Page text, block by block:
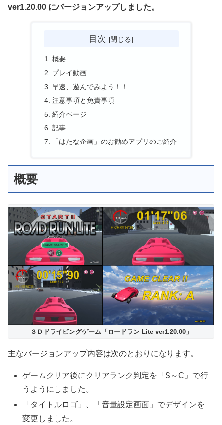
ver1.20.00 にバージョンアップしました。
目次
概要
プレイ動画
早速、遊んでみよう！！
注意事項と免責事項
紹介ページ
記事
「はたな企画」のお勧めアプリのご紹介
概要
３Ｄドライビングゲーム「ロードラン Lite ver1.20.00」
主なバージョンアップ内容は次のとおりになります。
ゲームクリア後にクリアランク判定を「S～C」で行
うようにしました。
「タイトルロゴ」、「音量設定画面」でデザインを
変更しました。